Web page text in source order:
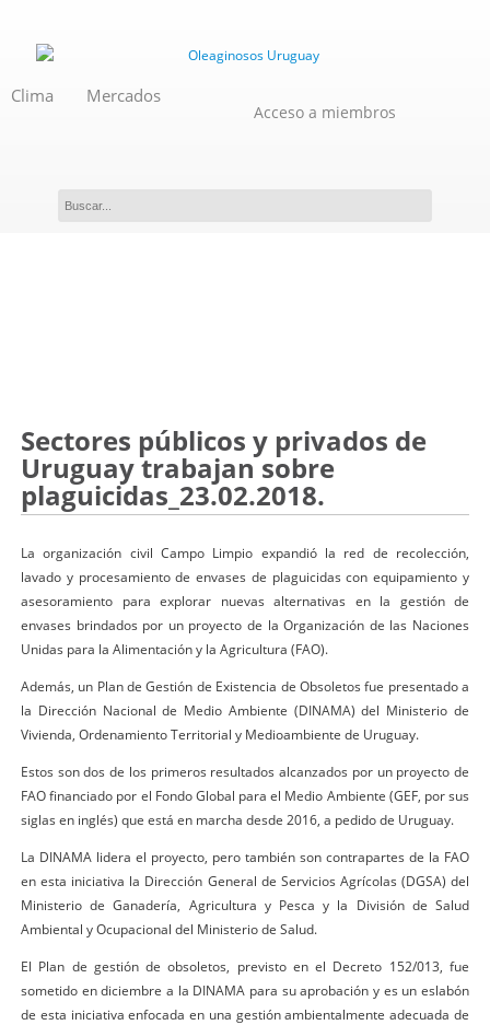
Clima Mercados
Acceso a miembros
Sectores públicos y privados de
Uruguay trabajan sobre
plaguicidas_23.02.2018.
La organización civil Campo Limpio expandió la red de recolección,
lavado y procesamiento de envases de plaguicidas con equipamiento y
asesoramiento para explorar nuevas alternativas en la gestión de
envases brindados por un proyecto de la Organización de las Naciones
Unidas para la Alimentación y la Agricultura (FAO).
Además, un Plan de Gestión de Existencia de Obsoletos fue presentado a
la Dirección Nacional de Medio Ambiente (DINAMA) del Ministerio de
Vivienda, Ordenamiento Territorial y Medioambiente de Uruguay.
Estos son dos de los primeros resultados alcanzados por un proyecto de
FAO financiado por el Fondo Global para el Medio Ambiente (GEF, por sus
siglas en inglés) que está en marcha desde 2016, a pedido de Uruguay.
La DINAMA lidera el proyecto, pero también son contrapartes de la FAO
en esta iniciativa la Dirección General de Servicios Agrícolas (DGSA) del
Ministerio de Ganadería, Agricultura y Pesca y la División de Salud
Ambiental y Ocupacional del Ministerio de Salud.
El Plan de gestión de obsoletos, previsto en el Decreto 152/013, fue
sometido en diciembre a la DINAMA para su aprobación y es un eslabón
de esta iniciativa enfocada en una gestión ambientalmente adecuada de